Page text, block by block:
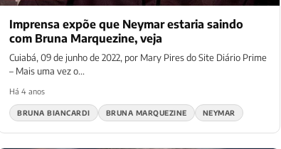
Imprensa expõe que Neymar estaria saindo
com Bruna Marquezine, veja
Cuiabá, 09 de junho de 2022, por Mary Pires do Site Diário Prime
– Mais uma vez o...
Há 4 anos
BRUNA BIANCARDI BRUNA MARQUEZINE NEYMAR